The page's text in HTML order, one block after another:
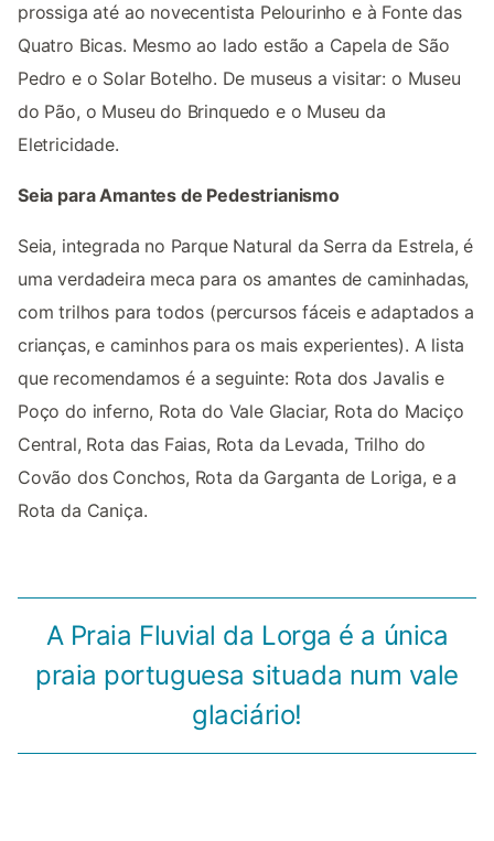
prossiga até ao novecentista Pelourinho e à Fonte das
Quatro Bicas. Mesmo ao lado estão a Capela de São
Pedro e o Solar Botelho. De museus a visitar: o Museu
do Pão, o Museu do Brinquedo e o Museu da
Eletricidade.
Seia para Amantes de Pedestrianismo
Seia, integrada no Parque Natural da Serra da Estrela, é
uma verdadeira meca para os amantes de caminhadas,
com trilhos para todos (percursos fáceis e adaptados a
crianças, e caminhos para os mais experientes). A lista
que recomendamos é a seguinte: Rota dos Javalis e
Poço do inferno, Rota do Vale Glaciar, Rota do Maciço
Central, Rota das Faias, Rota da Levada, Trilho do
Covão dos Conchos, Rota da Garganta de Loriga, e a
Rota da Caniça.
A Praia Fluvial da Lorga é a única
praia portuguesa situada num vale
glaciário!